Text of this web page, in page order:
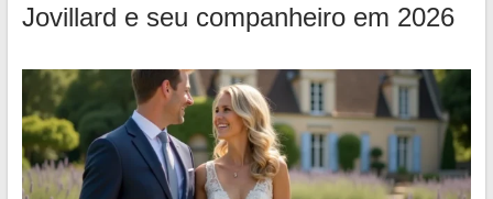
Jovillard e seu companheiro em 2026